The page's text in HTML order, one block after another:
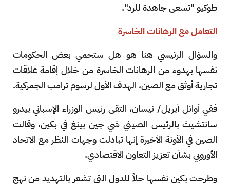
طوكيو "تسعى جاهدة للرد".
التعامل مع الرهانات الخاسرة
والسؤال الرئيسي هنا هو هل ستحمي بعض الحكومات
نفسها بهدوء من الرهانات الخاسرة من خلال إقامة علاقات
تجارية أوثق مع الصين، الهدف الأول لرسوم ترامب الجمركية.
ففي أوائل أبريل/ نيسان، التقى رئيس الوزراء الإسباني بيدرو
سانتشيث بالرئيس الصيني شي جين بينغ في بكين، وقالت
الصين في الآونة الأخيرة إنها تبادلت وجهات النظر مع الاتحاد
الأوروبي بشأن تعزيز التعاون الاقتصادي.
وطرحت بكين نفسها حلاً للدول التي تشعر بالتهديد من نهج